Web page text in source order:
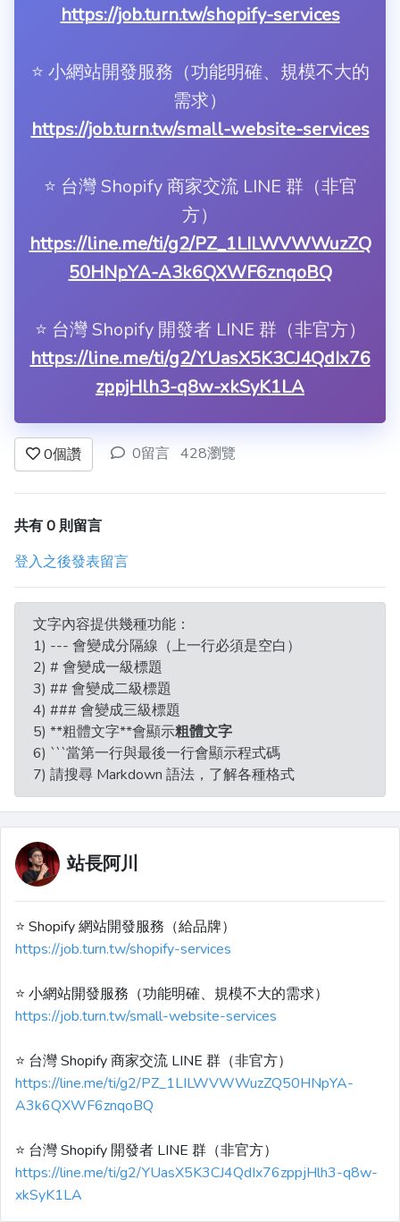
https://job.turn.tw/shopify-services
⭐️ 小網站開發服務（功能明確、規模不大的
需求）
https://job.turn.tw/small-website-services
⭐️ 台灣 Shopify 商家交流 LINE 群（非官
方）
https://line.me/ti/g2/PZ_1LILWVWWuzZQ
50HNpYA-A3k6QXWF6znqoBQ
⭐️ 台灣 Shopify 開發者 LINE 群（非官方）
https://line.me/ti/g2/YUasX5K3CJ4QdIx76
zppjHlh3-q8w-xkSyK1LA
0個讚 0留言 428瀏覽
共有 0 則留言
登入之後發表留言
文字內容提供幾種功能：
1) --- 會變成分隔線（上一行必須是空白）
2) # 會變成一級標題
3) ## 會變成二級標題
4) ### 會變成三級標題
5) **粗體文字**會顯示粗體文字
6) ```當第一行與最後一行會顯示程式碼
7) 請搜尋 Markdown 語法，了解各種格式
站長阿川
⭐️ Shopify 網站開發服務（給品牌）
https://job.turn.tw/shopify-services
⭐️ 小網站開發服務（功能明確、規模不大的需求）
https://job.turn.tw/small-website-services
⭐️ 台灣 Shopify 商家交流 LINE 群（非官方）
https://line.me/ti/g2/PZ_1LILWVWWuzZQ50HNpYA-
A3k6QXWF6znqoBQ
⭐️ 台灣 Shopify 開發者 LINE 群（非官方）
https://line.me/ti/g2/YUasX5K3CJ4QdIx76zppjHlh3-q8w-
xkSyK1LA